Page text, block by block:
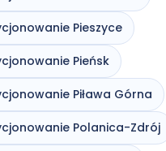
Pieszyce
Pieńsk
Piława Górna
Polanica-Zdrój